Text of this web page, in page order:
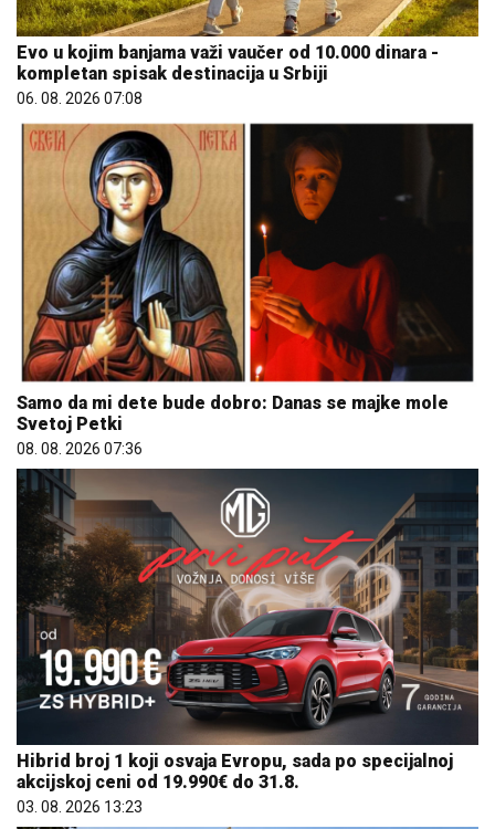
Evo u kojim banjama važi vaučer od 10.000 dinara -
kompletan spisak destinacija u Srbiji
06. 08. 2026 07:08
Samo da mi dete bude dobro: Danas se majke mole
Svetoj Petki
08. 08. 2026 07:36
Hibrid broj 1 koji osvaja Evropu, sada po specijalnoj
akcijskoj ceni od 19.990€ do 31.8.
03. 08. 2026 13:23